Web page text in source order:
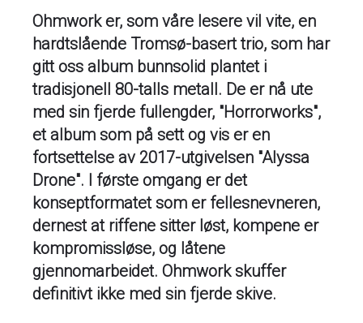
Ohmwork er, som våre lesere vil vite, en
hardtslående Tromsø-basert trio, som har
gitt oss album bunnsolid plantet i
tradisjonell 80-talls metall. De er nå ute
med sin fjerde fullengder, "Horrorworks",
et album som på sett og vis er en
fortsettelse av 2017-utgivelsen "Alyssa
Drone". I første omgang er det
konseptformatet som er fellesnevneren,
dernest at riffene sitter løst, kompene er
kompromissløse, og låtene
gjennomarbeidet. Ohmwork skuffer
definitivt ikke med sin fjerde skive.